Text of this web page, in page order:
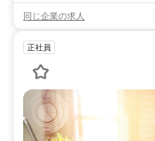
同じ企業の求人
正社員